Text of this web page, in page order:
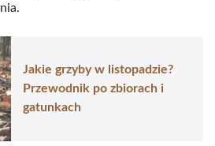
Jakie grzyby w listopadzie?
Przewodnik po zbiorach i
gatunkach